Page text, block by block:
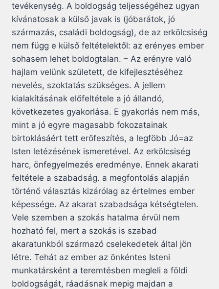
tevékenység. A boldogság teljességéhez ugyan
kívánatosak a külső javak is (jóbarátok, jó
származás, családi boldogság), de az erkölcsiség
nem függ e külső feltételektől: az erényes ember
sohasem lehet boldogtalan. – Az erényre való
hajlam velünk született, de kifejlesztéséhez
nevelés, szoktatás szükséges. A jellem
kialakításának előfeltétele a jó állandó,
következetes gyakorlása. E gyakorlás nem más,
mint a jó egyre magasabb fokozatainak
birtoklásáért tett erőfeszítés, a legföbb Jó=az
Isten letézésének ismeretével. Az erkölcsiség
harc, önfegyelmezés eredménye. Ennek akarati
feltétele a szabadság. a megfontolás alapján
történő választás kizárólag az értelmes ember
képessége. Az akarat szabadsága kétségtelen.
Vele szemben a szokás hatalma érvül nem
hozható fel, mert a szokás is szabad
akaratunkból származó cselekedetek által jön
létre. Tehát az ember az önkéntes Isteni
munkatársként a teremtésben megleli a földi
boldogságát, ráadásnak mepig majdan a